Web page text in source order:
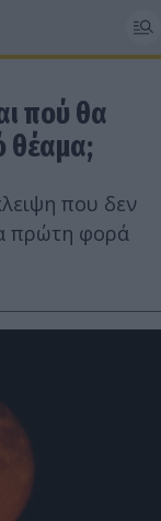
πού θα
θέαμα;
που δεν
πρώτη φορά